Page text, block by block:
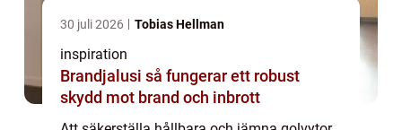
30 juli 2026 Tobias Hellman
inspiration
Brandjalusi så fungerar ett robust
skydd mot brand och inbrott